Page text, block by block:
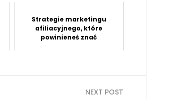
Strategie marketingu
afiliacyjnego, które
powinieneś znać
NEXT POST